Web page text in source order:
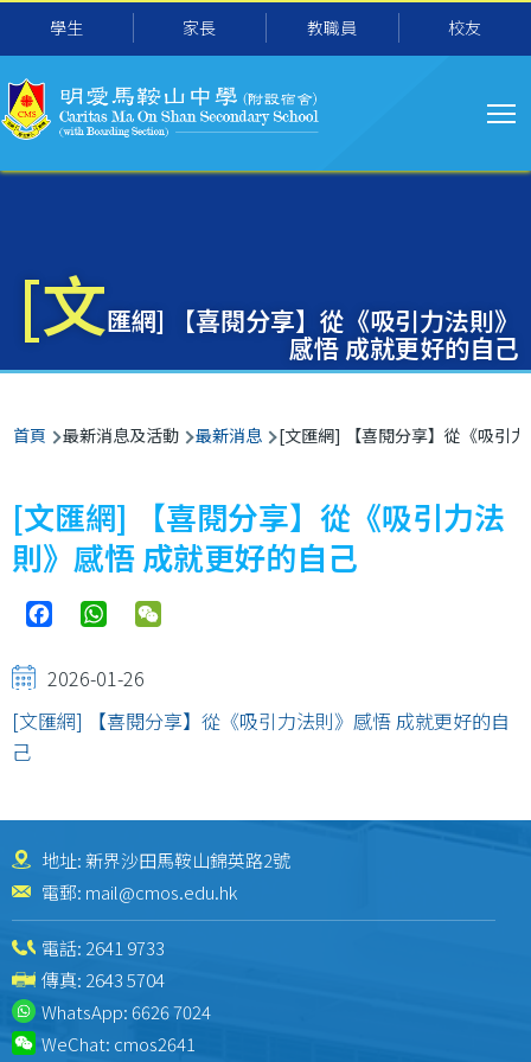
移至主內容
學生 家長 教職員 校友
导
航
[文匯網] 【喜閱分享】從《吸引力法則》
感悟 成就更好的自己
導
航
連
結
首頁 最新消息及活動 最新消息 [文匯網] 【喜閱分享】從《吸引
[文匯網] 【喜閱分享】從《吸引力法
則》感悟 成就更好的自己
FacebookWhatsApp
2026-01-26
[文匯網] 【喜閱分享】從《吸引力法則》感悟 成就更好的自
己
地址: 新界沙田馬鞍山錦英路2號
電郵: mail@cmos.edu.hk
電話: 2641 9733
傳真: 2643 5704
WhatsApp:6626 7024
WeChat: cmos2641